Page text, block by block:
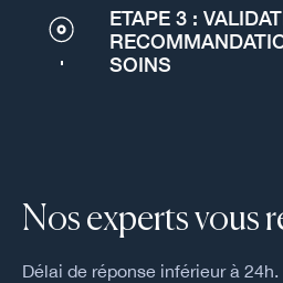
ETAPE 3 :
SOINS
Nos experts vous
Délai de réponse inférieur à 24h.